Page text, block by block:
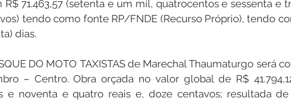
R$ 71.463,57 (setenta e um mil, quatrocentos e sessenta e
tendo como fonte RP/FNDE (Recurso Próprio), tendo
dias.
DO MOTO TAXISTAS de Marechal Thaumaturgo será
– Centro. Obra orçada no valor global de R$
e noventa e quatro reais e, doze centavos; resultada de